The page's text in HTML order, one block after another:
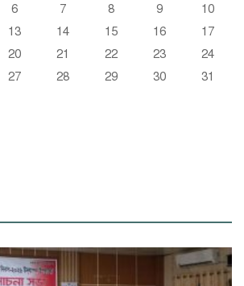
6 7 8 9
10
13 14 15 16
17
20 21 22 23
24
27 28 29 30
31